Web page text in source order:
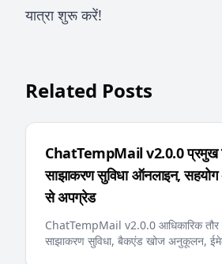
यात्रा शुरू करें!
Related Posts
ChatTempMail v2.0.0 प्रमुख
साझाकरण सुविधा ऑनलाइन,
से अपग्रेड
ChatTempMail v2.0.0 आधिकारिक तौर
साझाकरण सुविधा, बैकएंड खोज अनुकूलन, ईमेल